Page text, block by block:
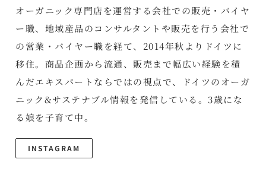
オーガニック専門店を運営する会社での販売・バイヤ
ー職、地域産品のコンサルタントや販売を行う会社で
の営業・バイヤー職を経て、2014年秋よりドイツに
移住。商品企画から流通、販売まで幅広い経験を積
んだエキスパートならではの視点で、ドイツのオーガ
ニック&サステナブル情報を発信している。3歳にな
る娘を子育て中。
INSTAGRAM